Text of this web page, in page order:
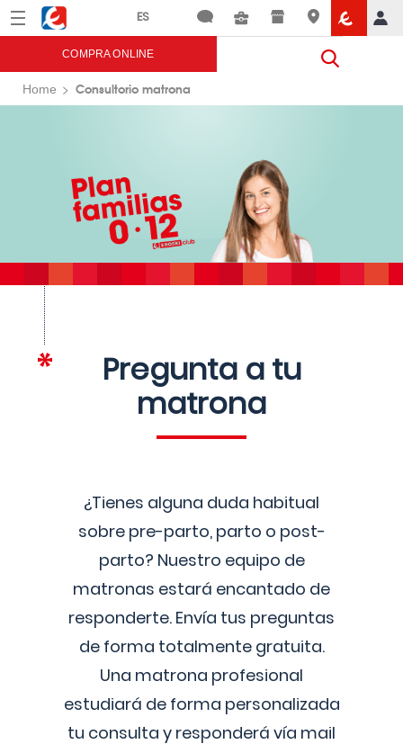
Menú Eroski
COMPRA ONLINE
Home Consultorio matrona
Pregunta a tu
matrona
¿Tienes alguna duda habitual
sobre pre-parto, parto o post-
parto? Nuestro equipo de
matronas estará encantado de
responderte. Envía tus preguntas
de forma totalmente gratuita.
Una matrona profesional
estudiará de forma personalizada
tu consulta y responderá vía mail